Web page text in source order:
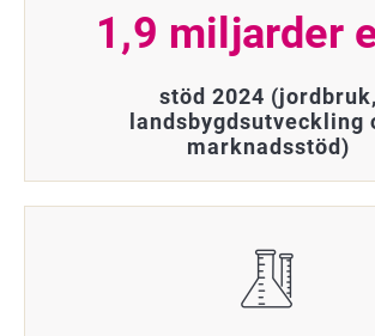
1,9 miljarder
stöd 2024 (jordbruk,
landsbygdsutveckling
marknadsstöd)